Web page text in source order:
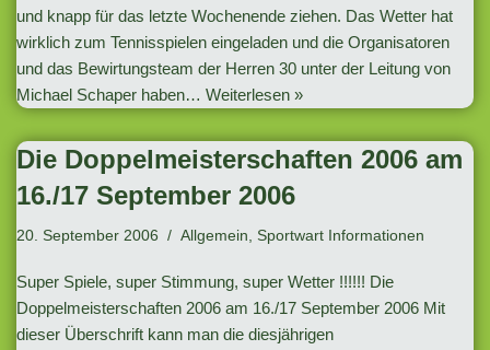
und knapp für das letzte Wochenende ziehen. Das Wetter hat
wirklich zum Tennisspielen eingeladen und die Organisatoren
und das Bewirtungsteam der Herren 30 unter der Leitung von
Michael Schaper haben… Weiterlesen »
Die Doppelmeisterschaften 2006 am
16./17 September 2006
20. September 2006 Allgemein, Sportwart Informationen
Super Spiele, super Stimmung, super Wetter !!!!!! Die
Doppelmeisterschaften 2006 am 16./17 September 2006 Mit
dieser Überschrift kann man die diesjährigen